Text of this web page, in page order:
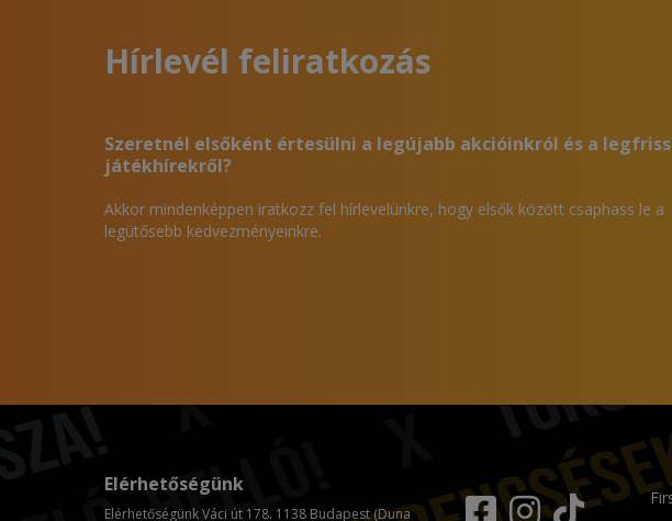
Hírlevél feliratkozás
Szeretnél elsőként értesülni a legújabb akcióinkról és a
játékhírekről?
Akkor mindenképpen iratkozz fel hírlevelünkre, hogy elsők között csaphass le a
legütősebb kedvezményeinkre.
Elérhetőségünk
Elérhetőségünk Váci út 178. 1138 Budapest (Duna